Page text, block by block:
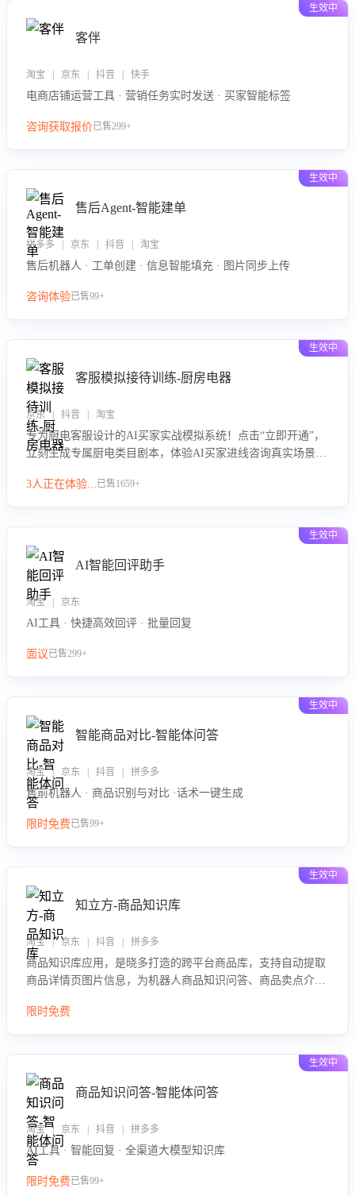
生效中
客伴
淘宝 | 京东 | 抖音 | 快手
电商店铺运营工具 · 营销任务实时发送 · 买家智能标签
咨询获取报价已售299+
生效中
售后Agent-智能建单
拼多多 | 京东 | 抖音 | 淘宝
售后机器人 · 工单创建 · 信息智能填充 · 图片同步上传
咨询体验已售99+
生效中
客服模拟接待训练-厨房电器
京东 | 抖音 | 淘宝
专为厨电客服设计的AI买家实战模拟系统！点击“立即开通”，
立刻生成专属厨电类目剧本，体验AI买家进线咨询真实场景训
技巧！
3人正在体验...已售1659+
生效中
AI智能回评助手
淘宝 | 京东
AI工具 · 快捷高效回评 · 批量回复
面议已售299+
生效中
智能商品对比-智能体问答
淘宝 | 京东 | 抖音 | 拼多多
售前机器人 · 商品识别与对比 ·话术一键生成
限时免费已售99+
生效中
知立方-商品知识库
淘宝 | 京东 | 抖音 | 拼多多
商品知识库应用，是晓多打造的跨平台商品库，支持自动提取
商品详情页图片信息，为机器人商品知识问答、商品卖点介绍
限时免费
生效中
商品知识问答-智能体问答
淘宝 | 京东 | 抖音 | 拼多多
AI工具 · 智能回复 · 全渠道大模型知识库
限时免费已售99+